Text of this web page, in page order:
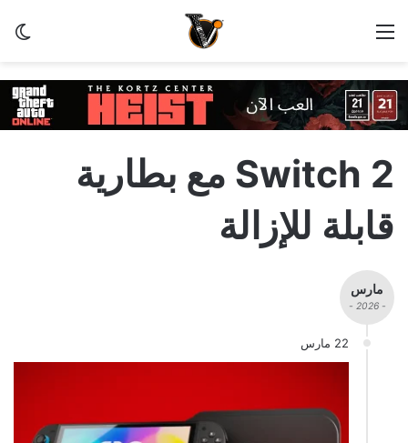
القائمة
Switch 2 مع بطارية
قابلة للإزالة
مارس
- 2026 -
22 مارس